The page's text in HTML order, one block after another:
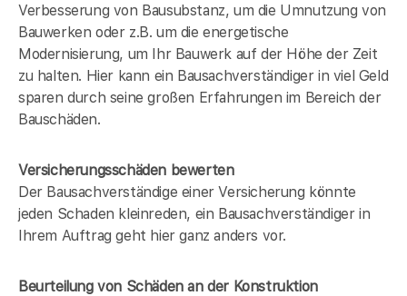
Verbesserung von Bausubstanz, um die Umnutzung von
Bauwerken oder z.B. um die energetische
Modernisierung, um Ihr Bauwerk auf der Höhe der Zeit
zu halten. Hier kann ein Bausachverständiger in viel Geld
sparen durch seine großen Erfahrungen im Bereich der
Bauschäden.
Versicherungsschäden bewerten
Der Bausachverständige einer Versicherung könnte
jeden Schaden kleinreden, ein Bausachverständiger in
Ihrem Auftrag geht hier ganz anders vor.
Beurteilung von Schäden an der Konstruktion